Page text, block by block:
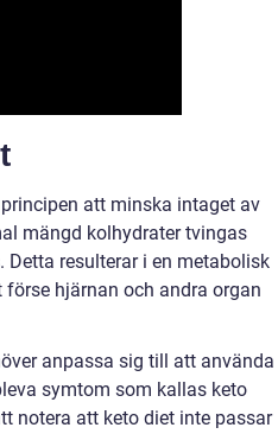
att minska intaget av
mängd kolhydrater tvingas
resulterar i en metabolisk
hjärnan och andra organ
anpassa sig till att använda
symtom som kallas keto
notera att keto diet inte passar